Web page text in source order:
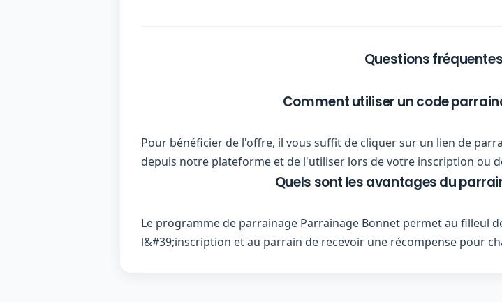
Questions
Comment utiliser un code
Pour bénéficier de l'offre, il vous suffit de cliquer sur un lien de
depuis notre plateforme et de l'utiliser lors de votre inscription ou
Quels sont les avantages du
Le programme de parrainage Parrainage Bonnet permet au filleul
l&#39;inscription et au parrain de recevoir une récompense pour